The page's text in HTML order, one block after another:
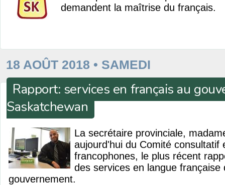
demandent la maîtrise du français.
18 AOÛT 2018 • SAMEDI
Rapport: services en français au
Saskatchewan
La secrétaire provinciale,
aujourd'hui du Comité consultatif
francophones, le plus récent
des services en langue française
gouvernement.